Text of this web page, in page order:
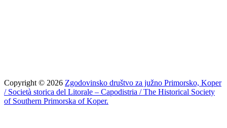
Copyright © 2026 Zgodovinsko društvo za južno Primorsko, Koper
/ Società storica del Litorale – Capodistria / The Historical Society
of Southern Primorska of Koper.